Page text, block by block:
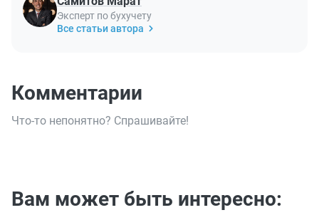
Эксперт по бухучету
Все статьи автора
Комментарии
Что-то непонятно? Спрашивайте!
Вам может быть интересно: